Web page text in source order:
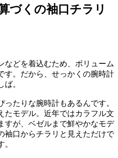
づくの袖口チラリ
などを着込むため、ボリューム
す。だから、せっかくの腕時計
。
たりな腕時計もあるんです。
たモデル。近年ではカラフル文
すが、ベゼルまで鮮やかなモデ
袖口からチラリと見えただけで